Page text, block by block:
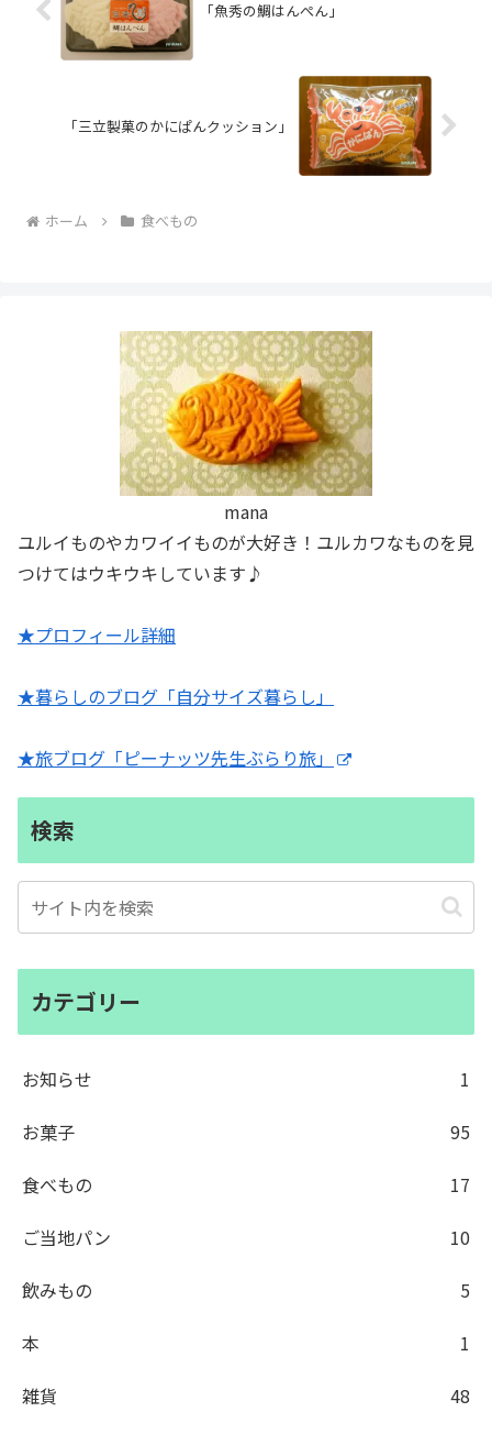
「魚秀の鯛はんぺん」
「三立製菓のかにぱんクッション」
ホーム 食べもの
mana
ユルイものやカワイイものが大好き！ユルカワなものを見
つけてはウキウキしています♪
★プロフィール詳細
★暮らしのブログ「自分サイズ暮らし」
★旅ブログ「ピーナッツ先生ぶらり旅」
検索
カテゴリー
お知らせ
1
お菓子
95
食べもの
17
ご当地パン
10
飲みもの
5
本
1
雑貨
48